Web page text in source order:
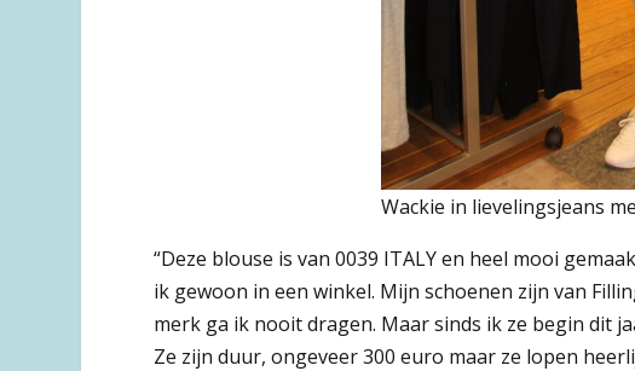
Wackie in lievelingsjeans
“Deze blouse is van 0039 ITALY en heel mooi
ik gewoon in een winkel. Mijn schoenen zijn van
merk ga ik nooit dragen. Maar sinds ik ze begin dit
Ze zijn duur, ongeveer 300 euro maar ze lopen